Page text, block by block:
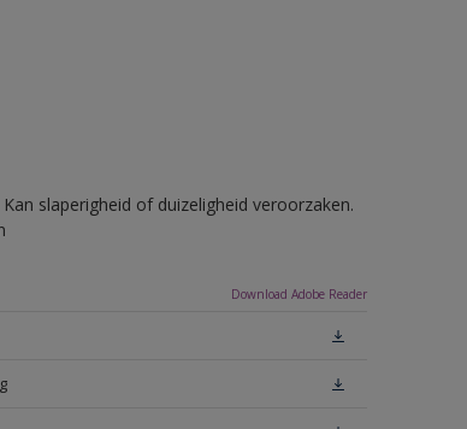
slaperigheid of duizeligheid veroorzaken.
Download Adobe Reader